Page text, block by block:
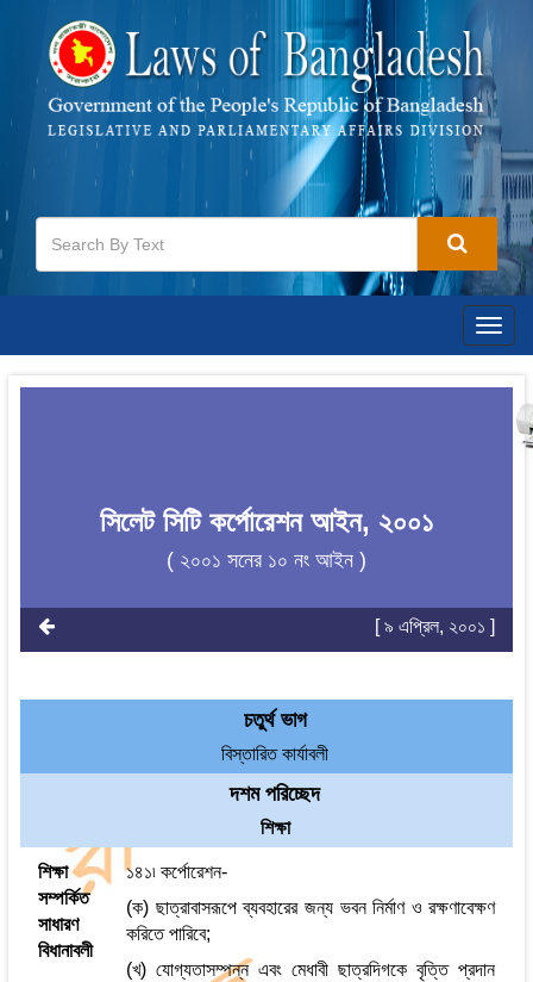
সিলেট সিটি কর্পোরেশন আইন, ২০০১
( ২০০১ সনের ১০ নং আইন )
[ ৯ এপ্রিল, ২০০১ ]
চতুর্থ ভাগ
বিস্তারিত কার্যাবলী
দশম পরিচ্ছেদ
শিক্ষা
শিক্ষা
সম্পর্কিত
সাধারণ
বিধানাবলী
১৪১৷ কর্পোরেশন-
(ক) ছাত্রাবাসরূপে ব্যবহারের জন্য ভবন নির্মাণ ও রক্ষণাবেক্ষণ
করিতে পারিবে;
(খ) যোগ্যতাসম্পন্ন এবং মেধাবী ছাত্রদিগকে বৃত্তি প্রদান